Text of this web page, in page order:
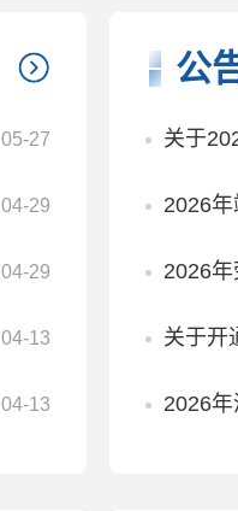
05-27
04-29
04-29
04-13
04-13
公
关于2026
2026年
2026年
关于开通北京
2026年